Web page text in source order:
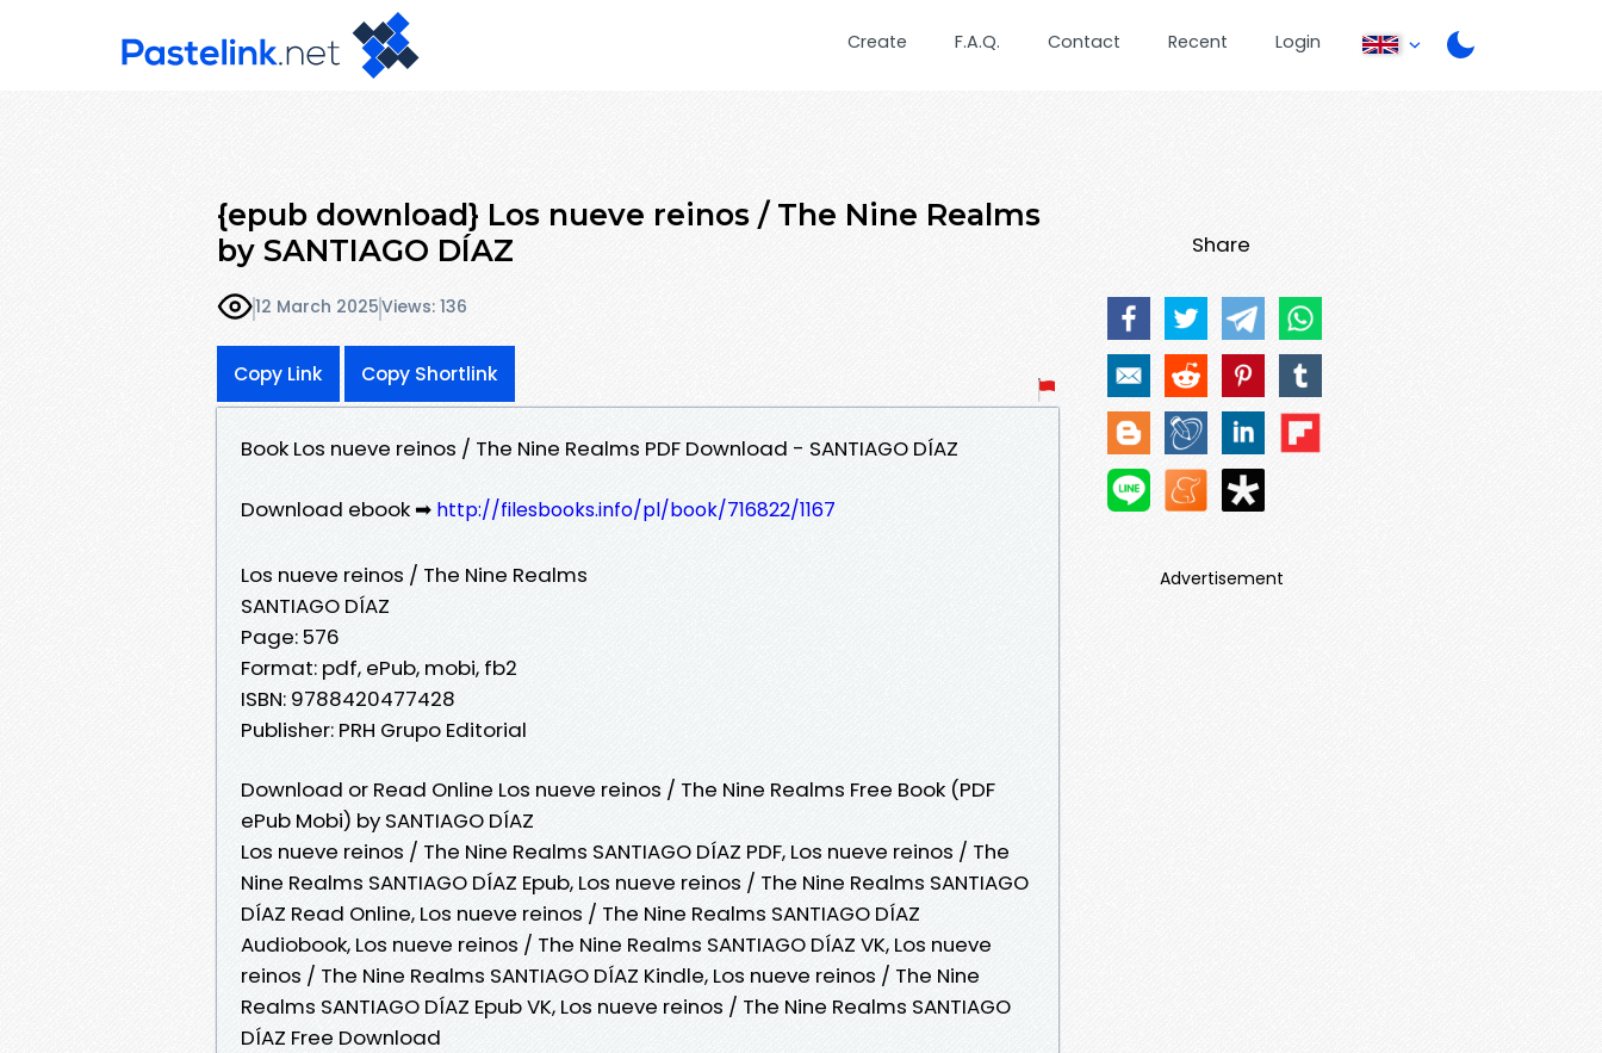
Create F.A.Q. Contact Recent Login
{epub download} Los nueve reinos / The Nine Realms
by SANTIAGO DÍAZ
12 March 2025Views: 136
Copy Link Copy Shortlink
Book Los nueve reinos / The Nine Realms PDF Download - SANTIAGO DÍAZ
Download ebook ➡ http://filesbooks.info/pl/book/716822/1167
Los nueve reinos / The Nine Realms
SANTIAGO DÍAZ
Page: 576
Format: pdf, ePub, mobi, fb2
ISBN: 9788420477428
Publisher: PRH Grupo Editorial
Download or Read Online Los nueve reinos / The Nine Realms Free Book (PDF
ePub Mobi) by SANTIAGO DÍAZ
Los nueve reinos / The Nine Realms SANTIAGO DÍAZ PDF, Los nueve reinos / The
Nine Realms SANTIAGO DÍAZ Epub, Los nueve reinos / The Nine Realms SANTIAGO
DÍAZ Read Online, Los nueve reinos / The Nine Realms SANTIAGO DÍAZ
Audiobook, Los nueve reinos / The Nine Realms SANTIAGO DÍAZ VK, Los nueve
reinos / The Nine Realms SANTIAGO DÍAZ Kindle, Los nueve reinos / The Nine
Realms SANTIAGO DÍAZ Epub VK, Los nueve reinos / The Nine Realms SANTIAGO
DÍAZ Free Download
Share
Advertisement